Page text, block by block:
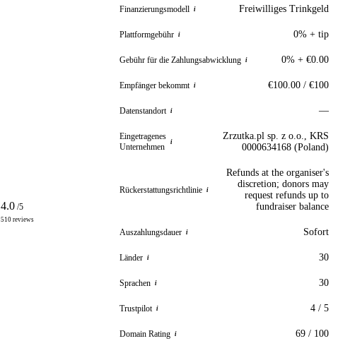
4.0 /5
510 reviews
Finanzierungsmodell i Freiwilliges Trinkgeld
Plattformgebühr i 0% + tip
Gebühr für die Zahlungsabwicklung i 0% + €0.00
Empfänger bekommt i €100.00 / €100
Datenstandort i —
Eingetragenes
Unternehmen
i
Zrzutka.pl sp. z o.o., KRS
0000634168 (Poland)
Rückerstattungsrichtlinie i
Refunds at the organiser's
discretion; donors may
request refunds up to
fundraiser balance
Auszahlungsdauer i Sofort
Länder i 30
Sprachen i 30
Trustpilot i 4 / 5
Domain Rating i 69 / 100